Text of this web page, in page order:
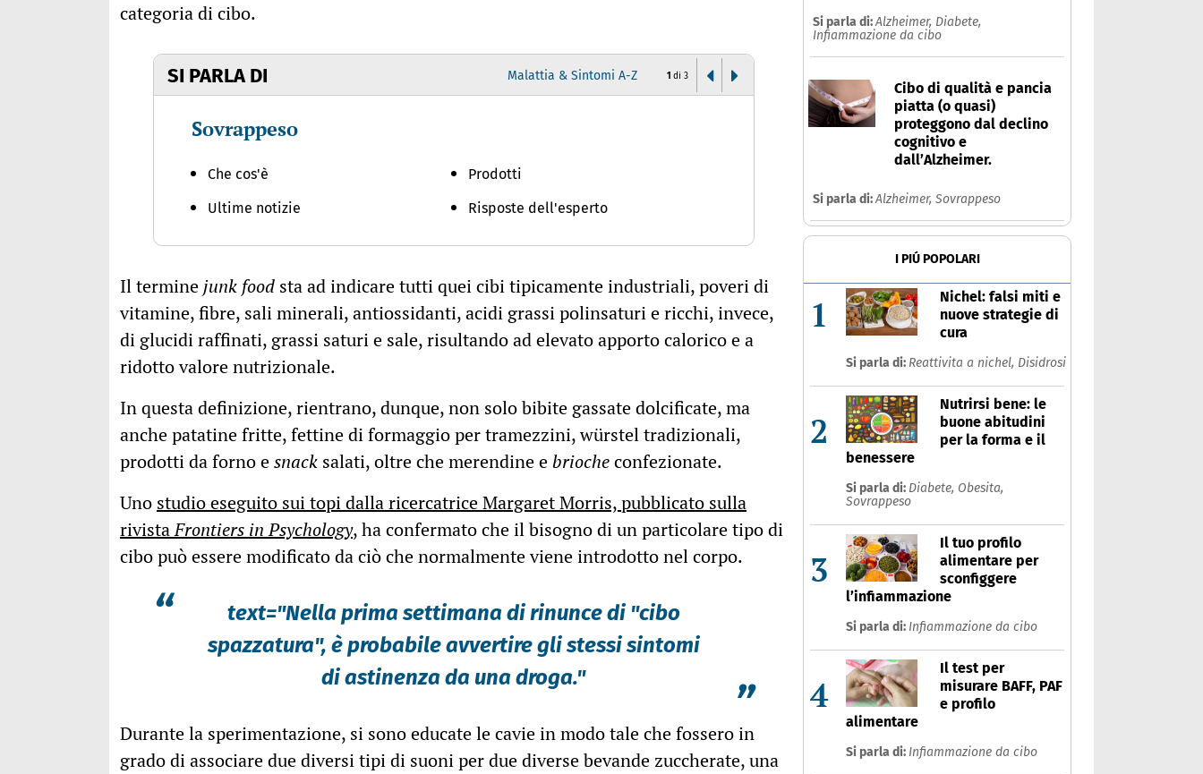
categoria di cibo.
SI PARLA DI Malattia & Sintomi A-Z
Sovrappeso
Che cos'è
Ultime notizie
Prodotti
Risposte dell'esperto
Depressione
Ultime notizie
1 di 3
Il terminejunk food sta ad indicare tutti quei cibi tipicamente industriali, poveri di
vitamine, fibre, sali minerali, antiossidanti, acidi grassi polinsaturi e ricchi, invece,
di glucidi raffinati, grassi saturi e sale, risultando ad elevato apporto calorico e a
ridotto valore nutrizionale.
In questa definizione, rientrano, dunque, non solo bibite gassate dolcificate, ma
anche patatine fritte, fettine di formaggio per tramezzini, würstel tradizionali,
prodotti da forno esnack salati, oltre che merendine ebriocheconfezionate.
Uno studio eseguito sui topi dalla ricercatrice Margaret Morris, pubblicato sulla
rivistaFrontiers in Psychology, ha confermato che il bisogno di un particolare tipo di
cibo può essere modificato da ciò che normalmente viene introdotto nel corpo.
“
text="Nella prima settimana di rinunce di "cibo
spazzatura", è probabile avvertire gli stessi sintomi
di astinenza da una droga."
”
Durante la sperimentazione, si sono educate le cavie in modo tale che fossero in
grado di associare due diversi tipi di suoni per due diverse bevande zuccherate, una
Si parla di:Alzheimer, Diabete,
Infiammazione da cibo
Cibo di qualità e pancia
piatta (o quasi)
proteggono dal declino
cognitivo e
dall’Alzheimer.
Si parla di:Alzheimer, Sovrappeso
I PIÚ POPOLARI
1
Nichel: falsi miti e
nuove strategie di
cura
Si parla di: Reattivita a nichel, Disidrosi
2
Nutrirsi bene: le
buone abitudini
per la forma e il
benessere
Si parla di: Diabete, Obesita,
Sovrappeso
3
Il tuo profilo
alimentare per
sconfiggere
l’infiammazione
Si parla di: Infiammazione da cibo
4
Il test per
misurare BAFF, PAF
e profilo
alimentare
Si parla di: Infiammazione da cibo